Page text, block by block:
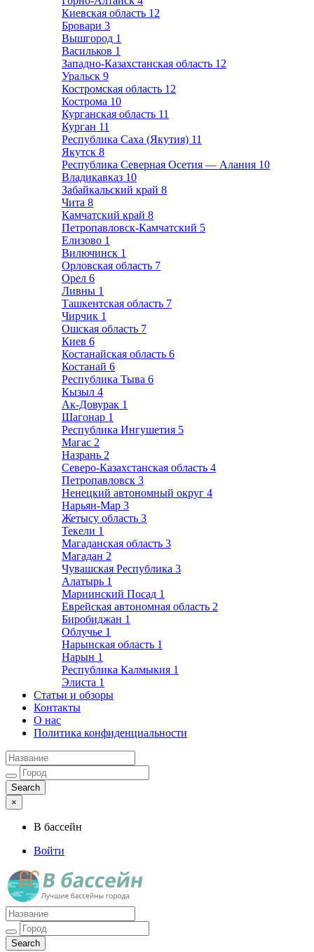
Киевская область 12
Бровари 3
Вышгород 1
Васильков 1
Западно-Казахстанская область 12
Уральск 9
Костромская область 12
Кострома 10
Курганская область 11
Курган 11
Республика Саха (Якутия) 11
Якутск 8
Республика Северная Осетия — Алания 10
Владикавказ 10
Забайкальский край 8
Чита 8
Камчатский край 8
Петропавловск-Камчатский 5
Елизово 1
Вилючинск 1
Орловская область 7
Орел 6
Ливны 1
Ташкентская область 7
Чирчик 1
Ошская область 7
Киев 6
Костанайская область 6
Костанай 6
Республика Тыва 6
Кызыл 4
Ак-Довурак 1
Шагонар 1
Республика Ингушетия 5
Магас 2
Назрань 2
Северо-Казахстанская область 4
Петропавловск 3
Ненецкий автономный округ 4
Нарьян-Мар 3
Жетысу область 3
Текели 1
Магаданская область 3
Магадан 2
Чувашская Республика 3
Алатырь 1
Мариинский Посад 1
Еврейская автономная область 2
Биробиджан 1
Облучье 1
Нарынская область 1
Нарын 1
Республика Калмыкия 1
Элиста 1
Статьи и обзоры
Контакты
О нас
Политика конфиденциальности
×
В бассейн
Войти
Лучшие бассейны города